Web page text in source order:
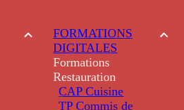
FORMATIONS
DIGITALES
Formations
Restauration
CAP Cuisine
TP Commis de